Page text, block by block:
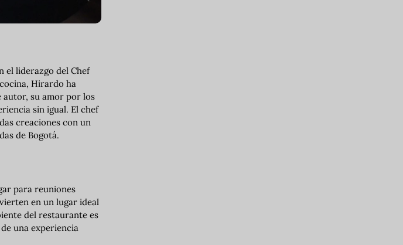
el liderazgo del Chef
Hirardo ha
autor, su amor por los
sin igual. El chef
creaciones con un
de Bogotá.
para reuniones
en un lugar ideal
del restaurante es
una experiencia